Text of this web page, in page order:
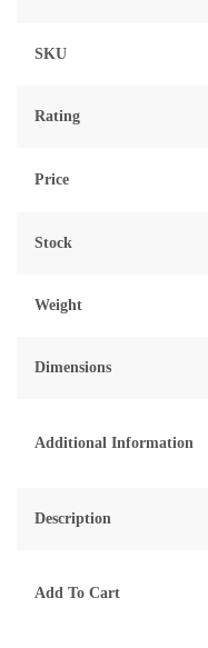
SKU
Rating
Price
Stock
Weight
Dimensions
Additional Information
Description
Add To Cart